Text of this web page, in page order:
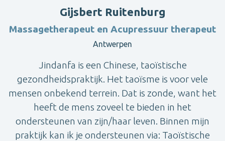
Gijsbert Ruitenburg
Massagetherapeut en Acupressuur therapeut
Antwerpen
Jindanfa is een Chinese, taoïstische
gezondheidspraktijk. Het taoïsme is voor vele
mensen onbekend terrein. Dat is zonde, want het
heeft de mens zoveel te bieden in het
ondersteunen van zijn/haar leven. Binnen mijn
praktijk kan ik je ondersteunen via: Taoïstische